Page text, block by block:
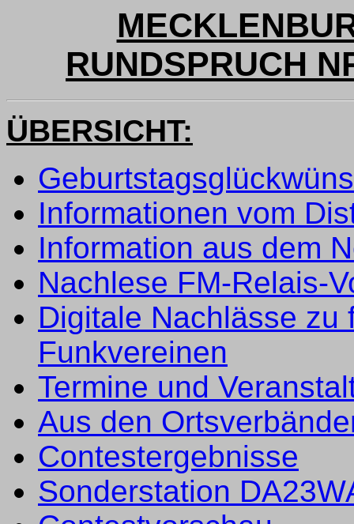
RUNDSPRUCH
ÜBERSICHT:
Informationen vom
Information aus dem
Nachlese FM-Relais-
Digitale Nachlässe zu
Funkvereinen
Termine und
Aus den
Contestergebnisse
Sonderstation